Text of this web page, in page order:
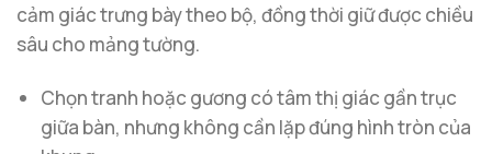
cảm giác trưng bày theo bộ, đồng thời giữ được chiều
sâu cho mảng tường.
Chọn tranh hoặc gương có tâm thị giác gần trục
giữa bàn, nhưng không cần lặp đúng hình tròn của